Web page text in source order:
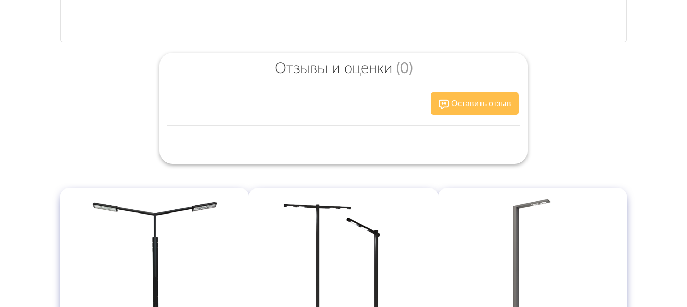
Отзывы и оценки (0)
Оставить отзыв